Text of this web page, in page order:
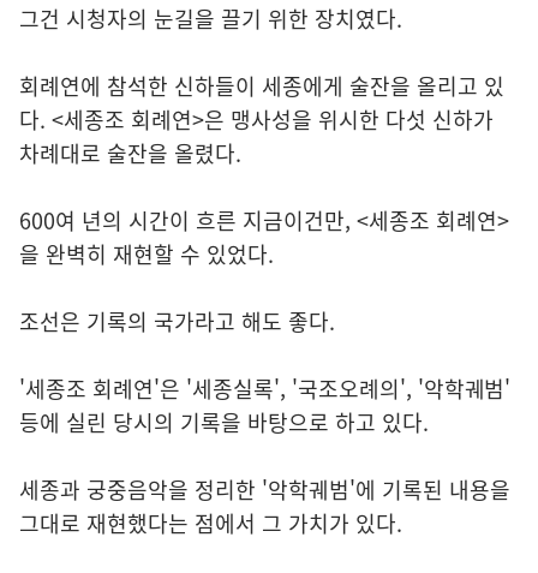
그건 시청자의 눈길을 끌기 위한 장치였다.
회례연에 참석한 신하들이 세종에게 술잔을 올리고 있
다. <세종조 회례연>은 맹사성을 위시한 다섯 신하가
차례대로 술잔을 올렸다.
600여 년의 시간이 흐른 지금이건만, <세종조 회례연>
을 완벽히 재현할 수 있었다.
조선은 기록의 국가라고 해도 좋다.
'세종조 회례연'은 '세종실록', '국조오례의', '악학궤범'
등에 실린 당시의 기록을 바탕으로 하고 있다.
세종과 궁중음악을 정리한 '악학궤범'에 기록된 내용을
그대로 재현했다는 점에서 그 가치가 있다.